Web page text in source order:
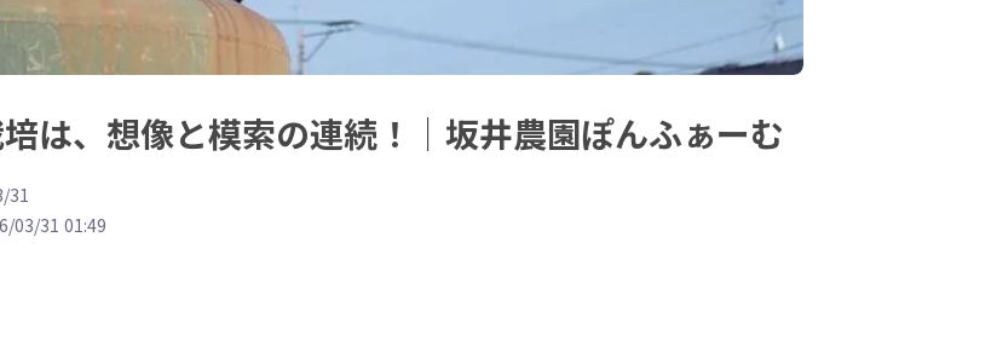
は、想像と模索の連続！｜坂井農園ぽんふぁーむ
31
03/31 01:49